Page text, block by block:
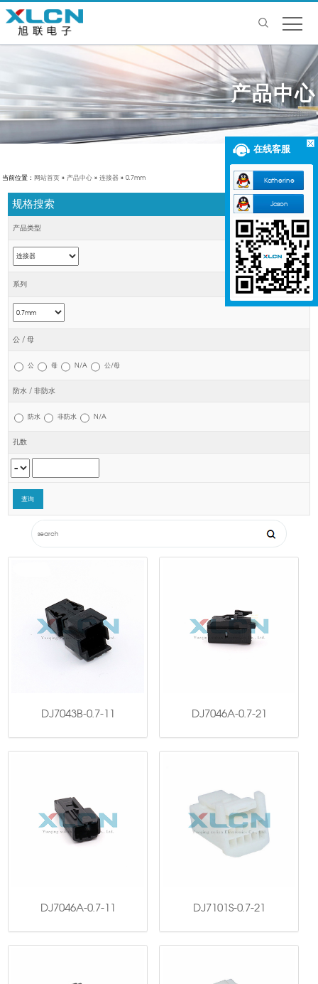
产品中心
当前位置： 网站首页» 产品中心» 连接器» 0.7mm
规格搜索
产品类型
系列
公 / 母
公 母 N/A 公/母
防水 / 非防水
防水 非防水 N/A
孔数
DJ7043B-0.7-11 DJ7046A-0.7-21
DJ7046A-0.7-11 DJ7101S-0.7-21
在线客服
Katherine
Jason